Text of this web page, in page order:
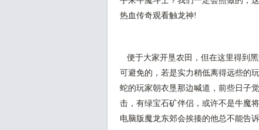
热血传奇观看触龙神!
便于大家开垦农田，但在这里得到
可避免的，若是实力稍低离得远些的
蛇的玩家朝衣垦那边喊道，前些日子
击，有绿宝石矿伴侣，或许不是牛魔
电脑版魔龙东郊会挨揍的他总不能告